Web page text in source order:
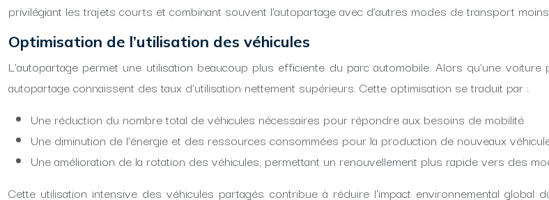
privilégiant les trajets courts et combinant souvent l’autopartage avec d’autres modes de transport
Optimisation de l’utilisation des véhicules
L’autopartage permet une utilisation beaucoup plus efficiente du parc automobile. Alors qu’une
autopartage connaissent des taux d’utilisation nettement supérieurs. Cette optimisation se traduit par :
Une réduction du nombre total de véhicules nécessaires pour répondre aux besoins de mobilité
Une diminution de l’énergie et des ressources consommées pour la production de nouveaux
Une amélioration de la rotation des véhicules, permettant un renouvellement plus rapide vers des
Cette utilisation intensive des véhicules partagés contribue à réduire l’impact environnemental